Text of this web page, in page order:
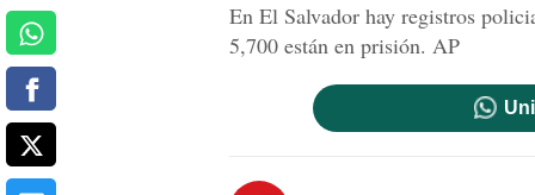
En El Salvador hay registros
5,700 están en prisión. AP